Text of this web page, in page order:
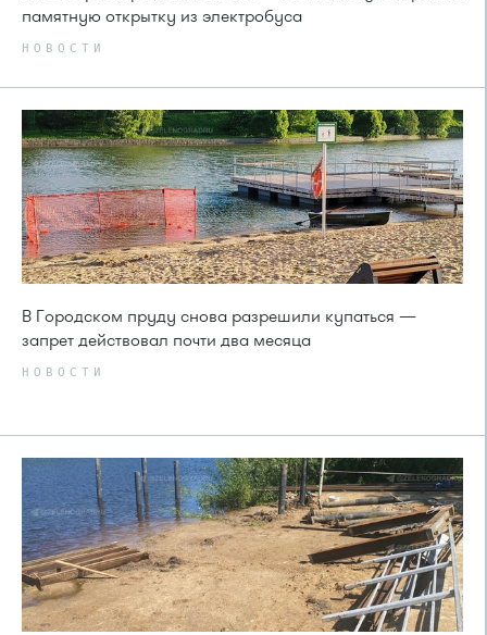
памятную открытку из электробуса
НОВОСТИ
В Городском пруду снова разрешили купаться —
запрет действовал почти два месяца
НОВОСТИ